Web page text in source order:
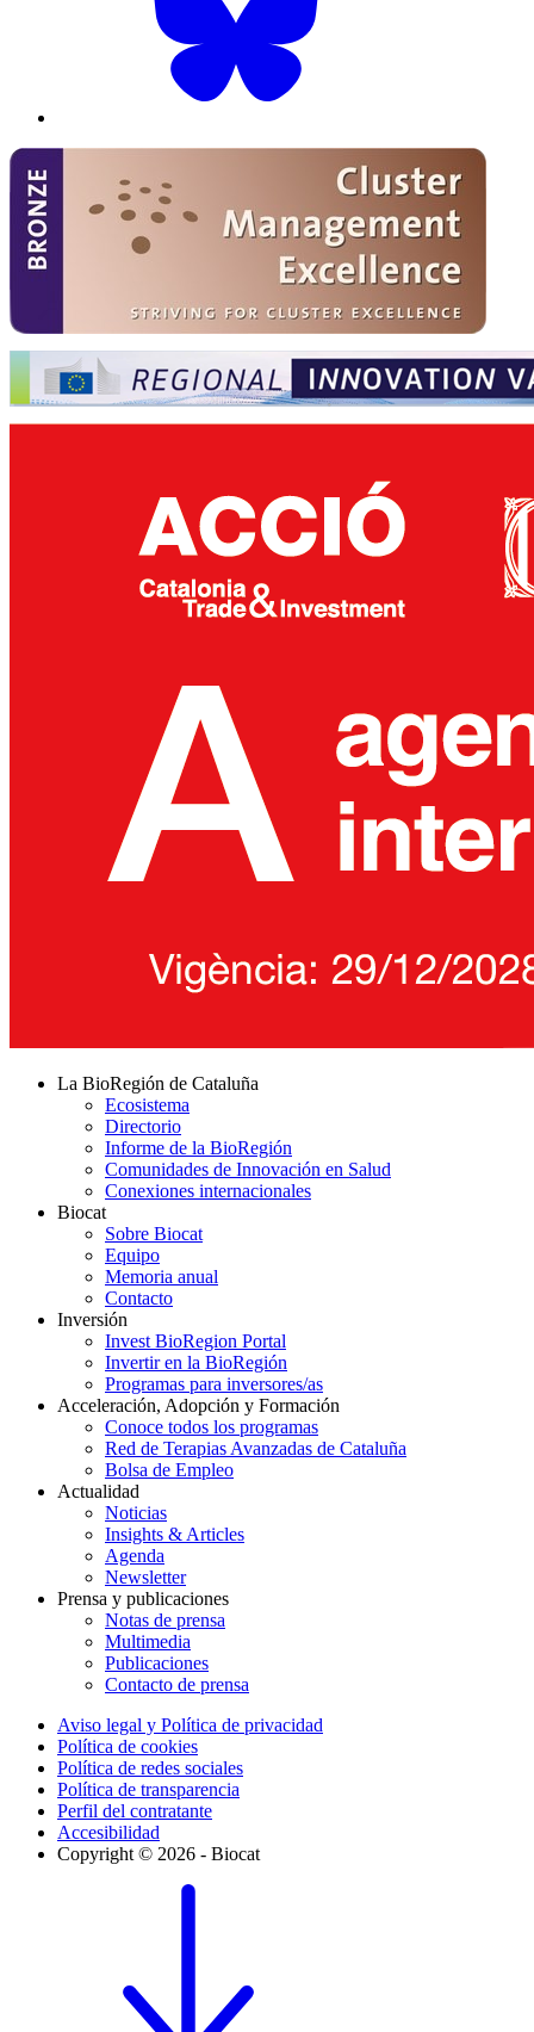
La BioRegión de Cataluña
Ecosistema
Directorio
Informe de la BioRegión
Comunidades de Innovación en Salud
Conexiones internacionales
Biocat
Sobre Biocat
Equipo
Memoria anual
Contacto
Inversión
Invest BioRegion Portal
Invertir en la BioRegión
Programas para inversores/as
Acceleración, Adopción y Formación
Conoce todos los programas
Red de Terapias Avanzadas de Cataluña
Bolsa de Empleo
Actualidad
Noticias
Insights & Articles
Agenda
Newsletter
Prensa y publicaciones
Notas de prensa
Multimedia
Publicaciones
Contacto de prensa
Aviso legal y Política de privacidad
Política de cookies
Política de redes sociales
Política de transparencia
Perfil del contratante
Accesibilidad
Copyright © 2026 - Biocat